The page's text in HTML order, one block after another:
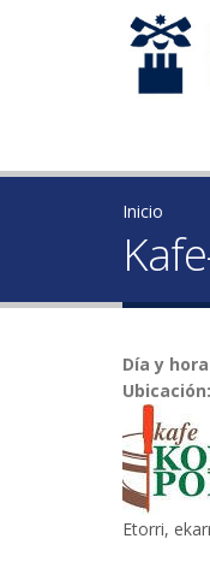
Inicio
Día y
Ubicación:
Etorri,